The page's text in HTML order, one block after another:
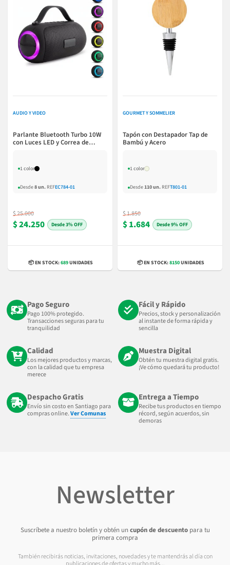
AUDIO Y VIDEO
Parlante Bluetooth Turbo 10W
con Luces LED y Correa de
1 color
Desde8 un. REFEC784-01
$ 25.000
$ 24.250 3% OFF
📦 EN STOCK:689UNIDADES
GOURMET Y SOMMELIER
Tapón con Destapador Tap de
Bambú y Acero
1 color
Desde110 un. REFT801-01
$ 1.850
$ 1.684 9% OFF
📦 EN STOCK:8150UNIDADES
Pago Seguro
Pago 100% protegido.
Transacciones seguras para tu
tranquilidad
Fácil y Rápido
Precios, stock y personalización
al instante de forma rápida y
sencilla
Calidad
Los mejores productos y marcas,
con la calidad que tu empresa
merece
Muestra Digital
Obtén tu muestra digital gratis.
¡Ve cómo quedará tu producto!
Despacho Gratis
Envío sin costo en Santiago para
compras online.Ver Comunas
Entrega a Tiempo
Recibe tus productos en tiempo
récord, según acuerdos, sin
demoras
Newsletter
Suscríbete a nuestro boletín y obtén un cupón de descuentopara tu
primera compra
También recibirás noticias, invitaciones, novedades y te mantendrás al día con